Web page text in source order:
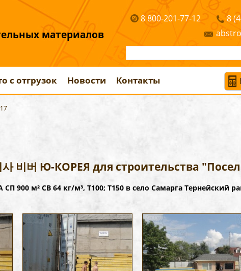
материалов
8
8 800-201-77-12
с отгрузок Новости Контакты
사 비버 Ю-КОРЕЯ для строительства
900 м² СВ 64 кг/м³, Т100; Т150 в село Самарга